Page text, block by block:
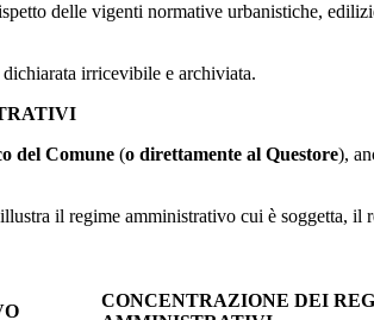
delle vigenti normative urbanistiche,
dichiarata irricevibile e archiviata.
del Comune (o direttamente al Questore),
il regime amministrativo cui è soggetta,
CONCENTRAZIONE DEI